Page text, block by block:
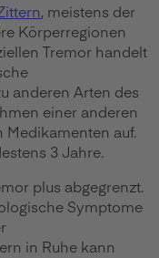
, meistens der
Körperregionen
Tremor handelt
anderen Arten des
einer anderen
auf.
3 Jahre.
plus abgegrenzt.
Symptome
in Ruhe kann